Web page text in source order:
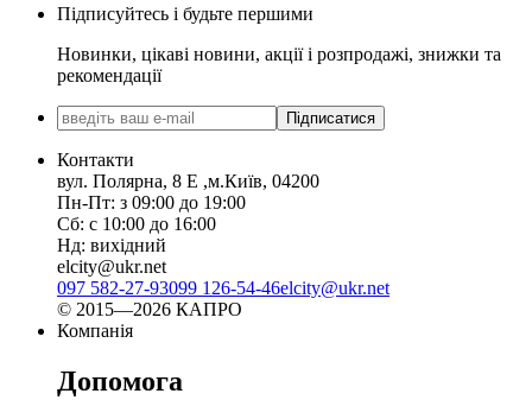
Підписуйтесь і будьте першими
Новинки, цікаві новини, акції і розпродажі, знижки та
рекомендації
Підписатися
Контакти
вул. Полярна, 8 Е ,м.Київ, 04200
Пн-Пт: з 09:00 до 19:00
Сб: с 10:00 до 16:00
Нд: вихідний
elcity@ukr.net
097 582-27-93099 126-54-46elcity@ukr.net
© 2015—2026 КАПРО
Компанія
Допомога